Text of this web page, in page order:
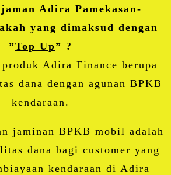
Adira Pamekasan-
yang dimaksud dengan
”Top Up” ?
Adira Finance berupa
dana dengan agunan BPKB
kendaraan.
jaminan BPKB mobil adalah
dana bagi customer yang
kendaraan di Adira